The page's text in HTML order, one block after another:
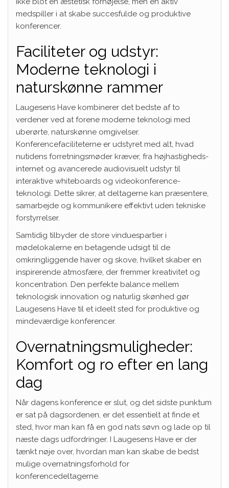
medspiller i at skabe succesfulde og produktive
konferencer.
Faciliteter og udstyr:
Moderne teknologi i
naturskønne rammer
Laugesens Have kombinerer det bedste af to
verdener ved at forene moderne teknologi med
uberørte, naturskønne omgivelser.
Konferencefaciliteterne er udstyret med alt, hvad
nutidens forretningsmøder kræver, fra højhastigheds-
internet og avancerede audiovisuelt udstyr til
interaktive whiteboards og videokonference-
teknologi. Dette sikrer, at deltagerne kan præsentere,
samarbejde og kommunikere effektivt uden tekniske
forstyrrelser.
Samtidig tilbyder de store vinduespartier i
mødelokalerne en betagende udsigt til de
omkringliggende haver og skove, hvilket skaber en
inspirerende atmosfære, der fremmer kreativitet og
koncentration. Den perfekte balance mellem
teknologisk innovation og naturlig skønhed gør
Laugesens Have til et ideelt sted for produktive og
mindeværdige konferencer.
Overnatningsmuligheder:
Komfort og ro efter en lang
dag
Når dagens konference er slut, og det sidste punktum
er sat på dagsordenen, er det essentielt at finde et
sted, hvor man kan få en god nats søvn og lade op til
næste dags udfordringer. I Laugesens Have er der
tænkt nøje over, hvordan man kan skabe de bedst
mulige overnatningsforhold for
konferencedeltagerne.